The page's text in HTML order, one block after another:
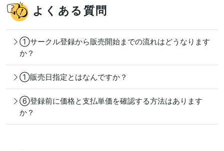
よくある質問
①サークル登録から販売開始までの流れはどうなります
か？
①販売日指定とはなんですか？
⑥登録前に価格と支払単価を確認する方法はあります
か？